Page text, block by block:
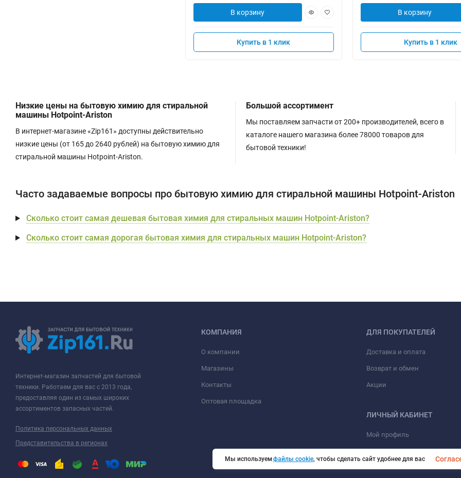
В корзину
Купить в 1 клик
В корзину
Купить в 1 клик
Низкие цены на бытовую химию для стиральной
машины Hotpoint-Ariston
В интернет-магазине «Zip161» доступны действительно
низкие цены (от 165 до 2640 рублей) на бытовую химию для
стиральной машины Hotpoint-Ariston.
Большой ассортимент
Мы поставляем запчасти от 200+ производителей, всего в
каталоге нашего магазина более 78000 товаров для
бытовой техники!
Часто задаваемые вопросы про бытовую химию для стиральной машины Hotpoint-Ariston
Сколько стоит самая дешевая бытовая химия для стиральных машин Hotpoint-Ariston?
Сколько стоит самая дорогая бытовая химия для стиральных машин Hotpoint-Ariston?
Интернет-магазин запчастей для бытовой
техники. Работаем для вас с 2013 года,
предоставляя один из самых широких
ассортиментов запасных частей.
Политика персональных данных
Представительства в регионах
КОМПАНИЯ
О компании
Магазины
Контакты
Оптовая площадка
ДЛЯ ПОКУПАТЕЛЕЙ
Доставка и оплата
Возврат и обмен
Акции
ЛИЧНЫЙ КАБИНЕТ
Мой профиль
Мои заказы
Мы используемфайлы cookie, чтобы сделать сайт удобнее для вас